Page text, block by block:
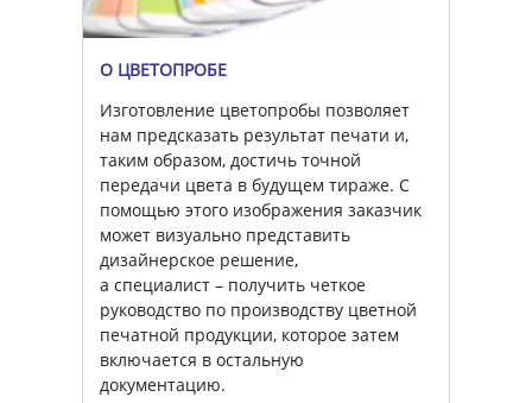
О ЦВЕТОПРОБЕ
Изготовление цветопробы позволяет
нам предсказать результат печати и,
таким образом, достичь точной
передачи цвета в будущем тираже. С
помощью этого изображения заказчик
может визуально представить
дизайнерское решение,
а специалист – получить четкое
руководство по производству цветной
печатной продукции, которое затем
включается в остальную
документацию.